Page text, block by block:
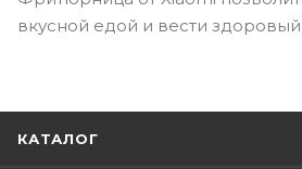
вкусной едой и вести
КАТАЛОГ